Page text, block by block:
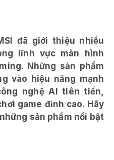
đã giới thiệu nhiều
lĩnh vực màn hình
Những sản phẩm
vào hiệu năng mạnh
nghệ AI tiên tiến,
game đỉnh cao. Hãy
sản phẩm nổi bật